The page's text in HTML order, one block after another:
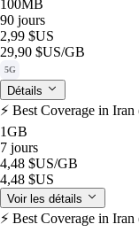
100MB
90 jours
2,99 $US
29,90 $US/GB
5G
Détails
⚡️ Best Coverage in
1GB
7 jours
4,48 $US/GB
4,48 $US
Voir les détails
⚡️ Best Coverage in